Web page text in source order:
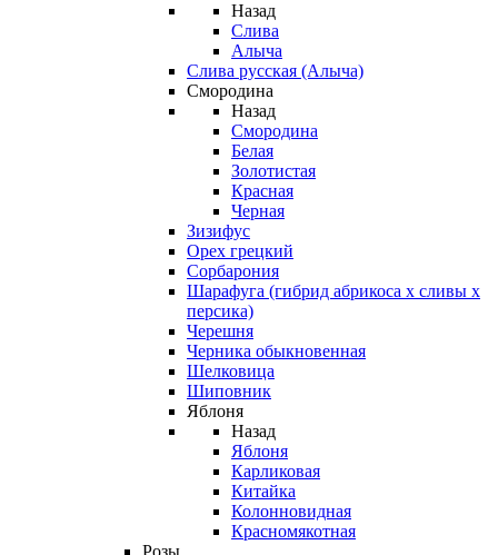
Назад
Слива
Алыча
Слива русская (Алыча)
Смородина
Назад
Смородина
Белая
Золотистая
Красная
Черная
Зизифус
Орех грецкий
Сорбарония
Шарафуга (гибрид абрикоса х сливы х
персика)
Черешня
Черника обыкновенная
Шелковица
Шиповник
Яблоня
Назад
Яблоня
Карликовая
Китайка
Колонновидная
Красномякотная
Розы